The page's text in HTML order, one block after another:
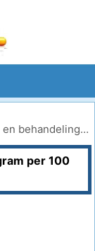
En Tandzorg
behandelingen
per 100